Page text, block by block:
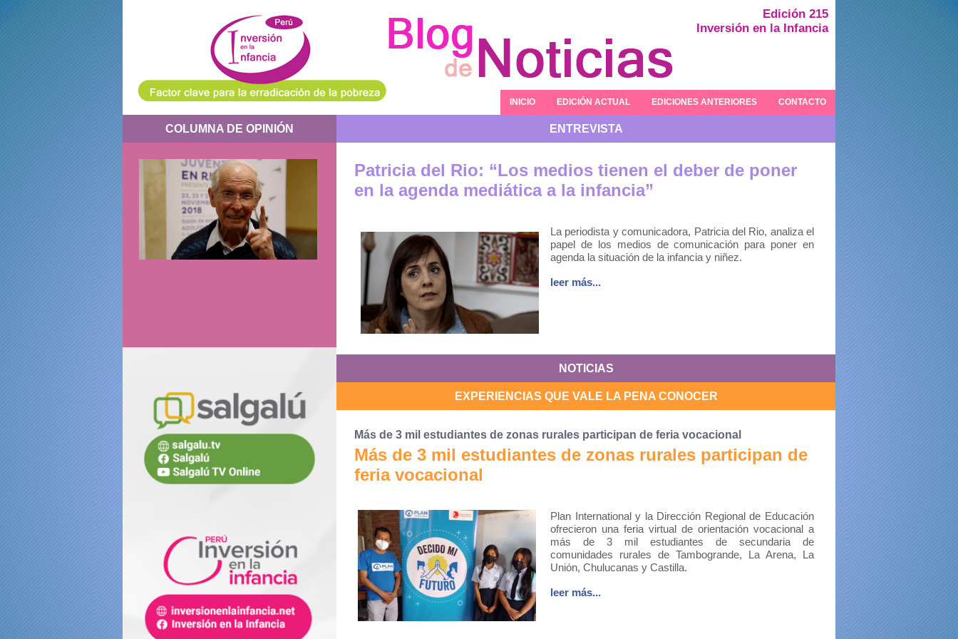
Edición 215
Inversión en la Infancia
INICIO EDICIÓN ACTUAL EDICIONES ANTERIORES CONTACTO
COLUMNA DE OPINIÓN ENTREVISTA
Patricia del Rio: “Los medios tienen el deber de poner
en la agenda mediática a la infancia”
La periodista y comunicadora, Patricia del Rio, analiza el
papel de los medios de comunicación para poner en
agenda la situación de la infancia y niñez.
leer más...
NOTICIAS
EXPERIENCIAS QUE VALE LA PENA CONOCER
Más de 3 mil estudiantes de zonas rurales participan de feria vocacional
Más de 3 mil estudiantes de zonas rurales participan de
feria vocacional
Plan International y la Dirección Regional de Educación
ofrecieron una feria virtual de orientación vocacional a
más de 3 mil estudiantes de secundaria de
comunidades rurales de Tambogrande, La Arena, La
Unión, Chulucanas y Castilla.
leer más...